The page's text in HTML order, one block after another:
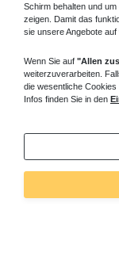
Schirm behalten und
zeigen. Damit das
sie unsere Angebote
Wenn Sie auf "Allen
weiterzuverarbeiten.
die wesentliche
Infos finden Sie in den